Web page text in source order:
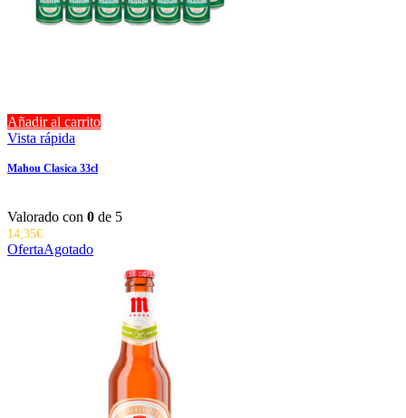
Añadir al carrito
Vista rápida
Mahou Clasica 33cl
Valorado con 0 de 5
14,35€
OfertaAgotado